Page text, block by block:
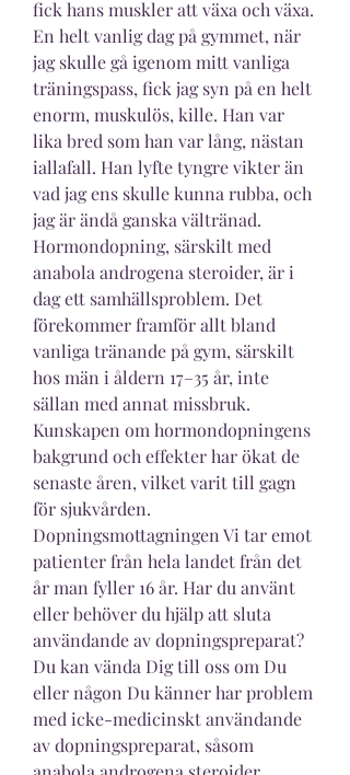
fick hans muskler att växa och växa.
En helt vanlig dag på gymmet, när
jag skulle gå igenom mitt vanliga
träningspass, fick jag syn på en helt
enorm, muskulös, kille. Han var
lika bred som han var lång, nästan
iallafall. Han lyfte tyngre vikter än
vad jag ens skulle kunna rubba, och
jag är ändå ganska vältränad.
Hormondopning, särskilt med
anabola androgena steroider, är i
dag ett samhällsproblem. Det
förekommer framför allt bland
vanliga tränande på gym, särskilt
hos män i åldern 17–35 år, inte
sällan med annat missbruk.
Kunskapen om hormondopningens
bakgrund och effekter har ökat de
senaste åren, vilket varit till gagn
för sjukvården.
Dopningsmottagningen Vi tar emot
patienter från hela landet från det
år man fyller 16 år. Har du använt
eller behöver du hjälp att sluta
användande av dopningspreparat?
Du kan vända Dig till oss om Du
eller någon Du känner har problem
med icke-medicinskt användande
av dopningspreparat, såsom